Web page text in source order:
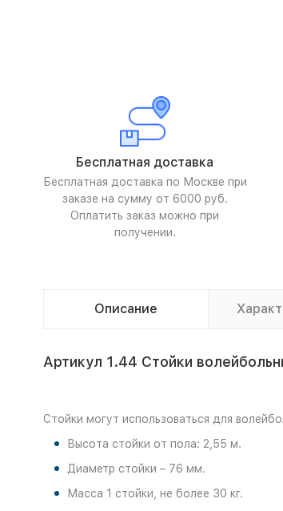
Бесплатная доставка
Бесплатная доставка по Москве при
заказе на сумму от 6000 руб.
Оплатить заказ можно при
получении.
Описание
Артикул 1.44 Стойки
Стойки могут использоваться для
Высота стойки от пола: 2,55 м.
Диаметр стойки – 76 мм.
Масса 1 стойки, не более 30 кг.